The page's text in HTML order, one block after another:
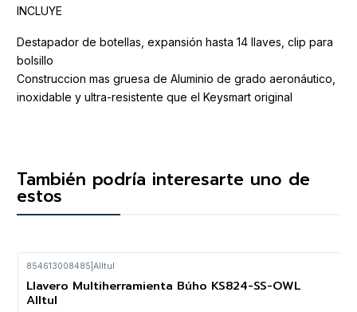
INCLUYE
Destapador de botellas, expansión hasta 14 llaves, clip para
bolsillo
Construccion mas gruesa de Aluminio de grado aeronáutico,
inoxidable y ultra-resistente que el Keysmart original
También podría interesarte uno de
estos
854613008485 Alltul
Llavero Multiherramienta Búho KS824-SS-OWL
Alltul